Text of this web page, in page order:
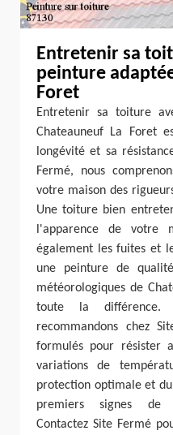
Entretenir sa
peinture
Foret
Entretenir sa toiture
Chateauneuf La Foret
longévité et sa
Fermé, nous
votre maison des
Une toiture bien
l'apparence de votre
également les fuites et
une peinture de
météorologiques de
toute la différence.
recommandons chez
formulés pour résister
variations de
protection optimale et
premiers signes de
Contactez Site Fermé